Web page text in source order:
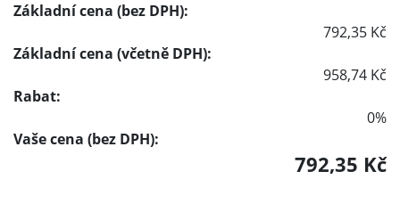
Základní cena (bez DPH):
792,35 Kč
Základní cena (včetně DPH):
958,74 Kč
Rabat:
0%
Vaše cena (bez DPH):
792,35 Kč